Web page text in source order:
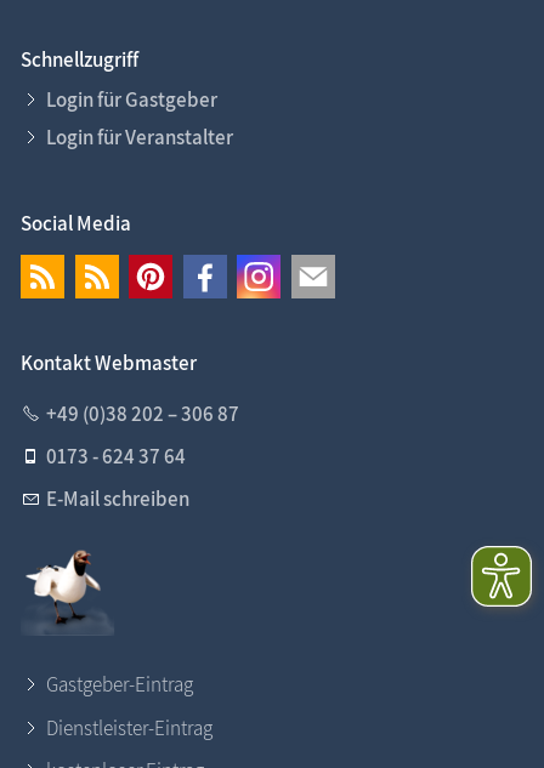
Schnellzugriff
Login für Gastgeber
Login für Veranstalter
Social Media
Kontakt Webmaster
+49 (0)38 202 – 306 87
0173 - 624 37 64
E-Mail schreiben
Gastgeber-Eintrag
Dienstleister-Eintrag